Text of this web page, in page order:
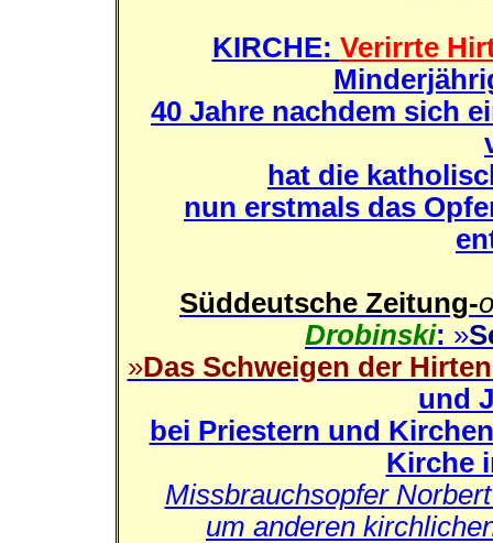
KIRCHE: Verirrte
40 Jahre nachdem sich
hat die
nun erstmals das
Süddeutsche Zeitung-
Drobinski: »
»Das Schweigen der Hirten
und
bei Priestern und
Kirche
Missbrauchsopfer
um anderen